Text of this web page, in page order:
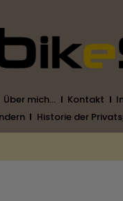
Über mich… Kontakt
Historie der